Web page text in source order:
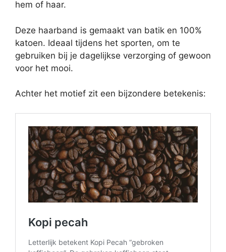
hem of haar.
Deze haarband is gemaakt van batik en 100%
katoen. Ideaal tijdens het sporten, om te
gebruiken bij je dagelijkse verzorging of gewoon
voor het mooi.
Achter het motief zit een bijzondere betekenis: